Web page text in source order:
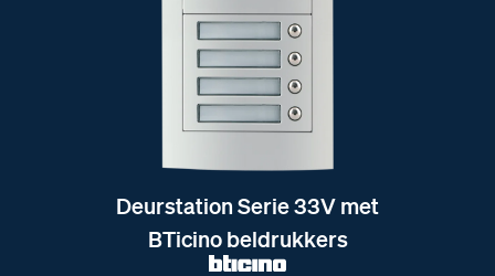
Deurstation Serie 33V met
BTicino beldrukkers